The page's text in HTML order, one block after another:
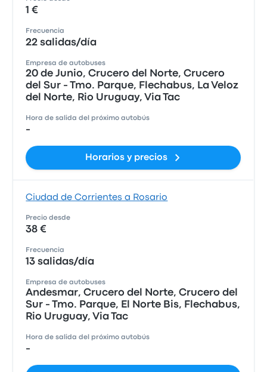
1 €
Frecuencia
22 salidas/día
Empresa de autobuses
20 de Junio, Crucero del Norte, Crucero
del Sur - Tmo. Parque, Flechabus, La Veloz
del Norte, Rio Uruguay, Via Tac
Hora de salida del próximo autobús
-
Horarios y precios
Ciudad de Corrientes a Rosario
Precio desde
38 €
Frecuencia
13 salidas/día
Empresa de autobuses
Andesmar, Crucero del Norte, Crucero del
Sur - Tmo. Parque, El Norte Bis, Flechabus,
Rio Uruguay, Via Tac
Hora de salida del próximo autobús
-